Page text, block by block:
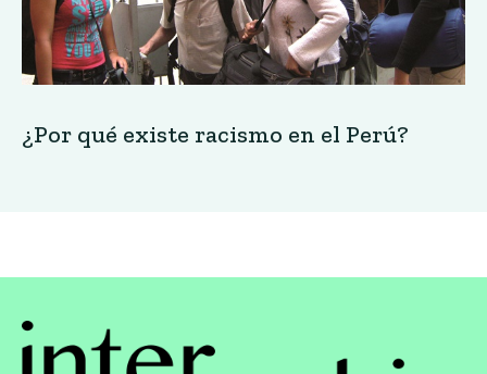
¿Por qué existe racismo en el Perú?